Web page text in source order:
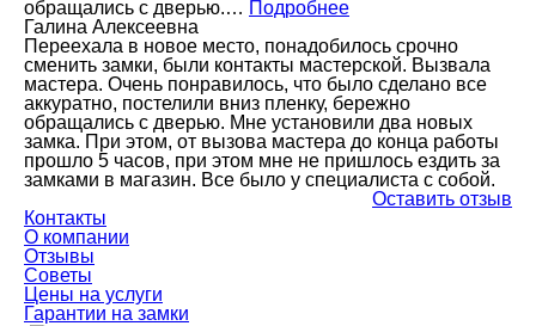
обращались с дверью.… Подробнее
Галина Алексеевна
Переехала в новое место, понадобилось срочно
сменить замки, были контакты мастерской. Вызвала
мастера. Очень понравилось, что было сделано все
аккуратно, постелили вниз пленку, бережно
обращались с дверью. Мне установили два новых
замка. При этом, от вызова мастера до конца работы
прошло 5 часов, при этом мне не пришлось ездить за
замками в магазин. Все было у специалиста с собой.
Оставить отзыв
Контакты
О компании
Отзывы
Советы
Цены на услуги
Гарантии на замки